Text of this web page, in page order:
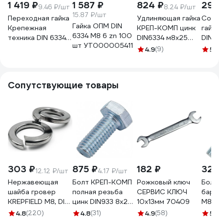
1 419 ₽9.46 ₽/шт
Переходная гайка
Крепежная
техника DIN 6334
1 587 ₽
15.87 ₽/шт
Гайка ОПМ DIN
6334 М8 6 zn 100
шт УТ000005411
824 ₽8.24 ₽/шт
Удлиняющая гайка
КРЕП-КОМП цинк
DIN6334 м8х25
100шт гу8ф
4.9(9)
DIN
255
Сопутствующие товары
303 ₽12.12 ₽/шт
Нержавеющая
шайба гровер
KREPFIELD М8, DIN
127, А2, 25 шт.
4.8(220)
875 ₽4.17 ₽/шт
Болт КРЕП-КОМП
полная резьба
цинк DIN933 8х20
2,5кг (примерно
4.8(31)
182 ₽
Рожковый ключ
СЕРВИС КЛЮЧ
10х13мм 70409
4.9(58) 5